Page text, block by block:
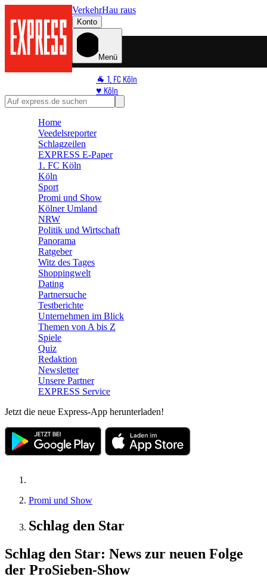
VerkehrHau raus
Konto
Menü
🐐 1. FC Köln
♥️ Köln
🛒 Shoppingwelt
Home
Veedelsreporter
Schlagzeilen
EXPRESS E-Paper
1. FC Köln
Köln
Sport
Promi und Show
Kölner Umland
NRW
Politik und Wirtschaft
Panorama
Ratgeber
Witz des Tages
Shoppingwelt
Dating
Partnersuche
Testberichte
Unternehmen im Blick
Themen von A bis Z
Spiele
Quiz
Redaktion
Newsletter
Unsere Partner
EXPRESS Service
Jetzt die neue Express-App herunterladen!
Promi und Show
Schlag den Star
Schlag den Star: News zur neuen Folge
der ProSieben-Show